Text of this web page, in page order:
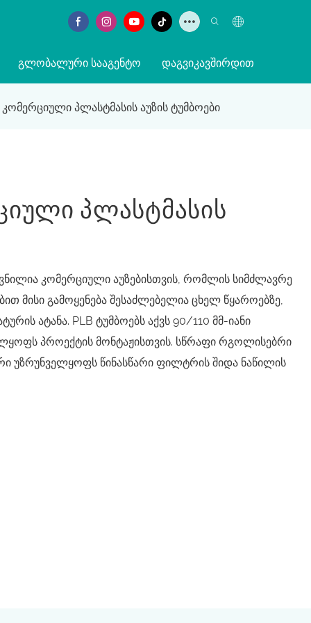
ᲒᲚᲝᲑᲐᲚᲣᲠᲘ ᲡᲐᲐᲒᲔᲜᲢᲝ ᲓᲐᲒᲕᲘᲙᲐᲕᲨᲘᲠᲓᲘᲗ
კომერციული პლასტმასის აუზის ტუმბოები
Პლასტმასის
კომერციული აუზებისთვის, რომლის სიმძლავრე
მისი გამოყენება შესაძლებელია ცხელ წყაროებზე,
ატანა. PLB ტუმბოებს აქვს 90/110 მმ-იანი
პროექტის მონტაჟისთვის. სწრაფი რგოლისებრი
უზრუნველყოფს წინასწარი ფილტრის შიდა ნაწილის